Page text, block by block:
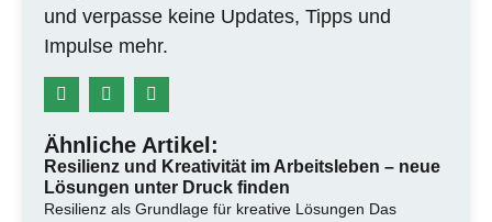
und verpasse keine Updates, Tipps und
Impulse mehr.
Ähnliche Artikel:
Resilienz und Kreativität im Arbeitsleben – neue
Lösungen unter Druck finden
Resilienz als Grundlage für kreative Lösungen Das